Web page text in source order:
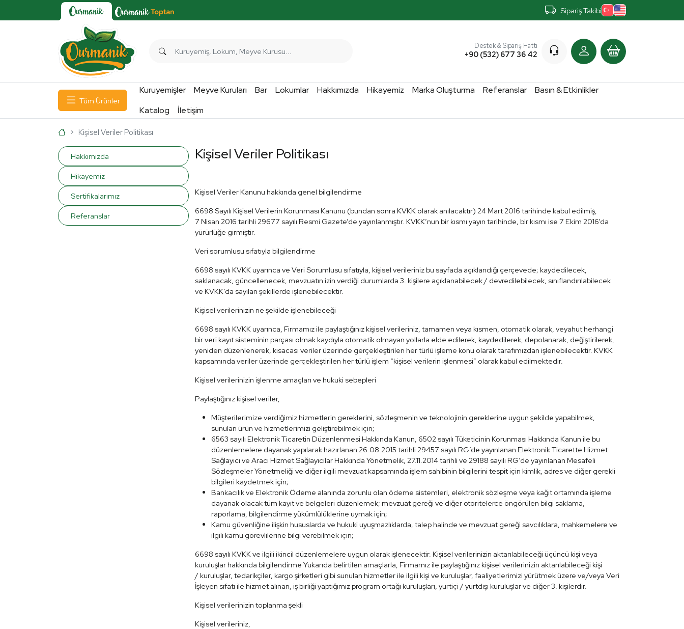
Sipariş Takibi
Destek & Sipariş Hattı
+90 (532) 677 36 42
Tüm Ürünler
Kuruyemişler Meyve Kuruları Bar Lokumlar Hakkımızda Hikayemiz Marka Oluşturma Referanslar
Basın & Etkinlikler
Katalog
İletişim
Ana Sayfa
Kişisel Veriler Politikası
Kişisel Veriler Politikası
Hakkımızda
Hikayemiz
Sertifikalarımız
Referanslar
Kişisel Veriler Politikası
Kişisel Veriler Kanunu hakkında genel bilgilendirme
6698 Sayılı Kişisel Verilerin Korunması Kanunu (bundan sonra KVKK olarak anılacaktır) 24 Mart 2016 tarihinde kabul edilmiş,
7 Nisan 2016 tarihli 29677 sayılı Resmi Gazete’de yayınlanmıştır. KVKK’nun bir kısmı yayın tarihinde, bir kısmı ise 7 Ekim 2016’da
yürürlüğe girmiştir.
Veri sorumlusu sıfatıyla bilgilendirme
6698 sayılı KVKK uyarınca ve Veri Sorumlusu sıfatıyla, kişisel verileriniz bu sayfada açıklandığı çerçevede; kaydedilecek,
saklanacak, güncellenecek, mevzuatın izin verdiği durumlarda 3. kişilere açıklanabilecek / devredilebilecek, sınıflandırılabilecek
ve KVKK’da sayılan şekillerde işlenebilecektir.
Kişisel verilerinizin ne şekilde işlenebileceği
6698 sayılı KVKK uyarınca, Firmamız ile paylaştığınız kişisel verileriniz, tamamen veya kısmen, otomatik olarak, veyahut herhangi
bir veri kayıt sisteminin parçası olmak kaydıyla otomatik olmayan yollarla elde edilerek, kaydedilerek, depolanarak, değiştirilerek,
yeniden düzenlenerek, kısacası veriler üzerinde gerçekleştirilen her türlü işleme konu olarak tarafımızdan işlenebilecektir. KVKK
kapsamında veriler üzerinde gerçekleştirilen her türlü işlem “kişisel verilerin işlenmesi” olarak kabul edilmektedir.
Kişisel verilerinizin işlenme amaçları ve hukuki sebepleri
Paylaştığınız kişisel veriler,
Müşterilerimize verdiğimiz hizmetlerin gereklerini, sözleşmenin ve teknolojinin gereklerine uygun şekilde yapabilmek,
sunulan ürün ve hizmetlerimizi geliştirebilmek için;
6563 sayılı Elektronik Ticaretin Düzenlenmesi Hakkında Kanun, 6502 sayılı Tüketicinin Korunması Hakkında Kanun ile bu
düzenlemelere dayanak yapılarak hazırlanan 26.08.2015 tarihli 29457 sayılı RG’de yayınlanan Elektronik Ticarette Hizmet
Sağlayıcı ve Aracı Hizmet Sağlayıcılar Hakkında Yönetmelik, 27.11.2014 tarihli ve 29188 sayılı RG’de yayınlanan Mesafeli
Sözleşmeler Yönetmeliği ve diğer ilgili mevzuat kapsamında işlem sahibinin bilgilerini tespit için kimlik, adres ve diğer gerekli
bilgileri kaydetmek için;
Bankacılık ve Elektronik Ödeme alanında zorunlu olan ödeme sistemleri, elektronik sözleşme veya kağıt ortamında işleme
dayanak olacak tüm kayıt ve belgeleri düzenlemek; mevzuat gereği ve diğer otoritelerce öngörülen bilgi saklama,
raporlama, bilgilendirme yükümlülüklerine uymak için;
Kamu güvenliğine ilişkin hususlarda ve hukuki uyuşmazlıklarda, talep halinde ve mevzuat gereği savcılıklara, mahkemelere ve
ilgili kamu görevlilerine bilgi verebilmek için;
6698 sayılı KVKK ve ilgili ikincil düzenlemelere uygun olarak işlenecektir. Kişisel verilerinizin aktarılabileceği üçüncü kişi veya
kuruluşlar hakkında bilgilendirme Yukarıda belirtilen amaçlarla, Firmamız ile paylaştığınız kişisel verilerinizin aktarılabileceği kişi
/ kuruluşlar, tedarikçiler, kargo şirketleri gibi sunulan hizmetler ile ilgili kişi ve kuruluşlar, faaliyetlerimizi yürütmek üzere ve/veya Veri
İşleyen sıfatı ile hizmet alınan, iş birliği yaptığımız program ortağı kuruluşları, yurtiçi / yurtdışı kuruluşlar ve diğer 3. kişilerdir.
Kişisel verilerinizin toplanma şekli
Kişisel verileriniz,